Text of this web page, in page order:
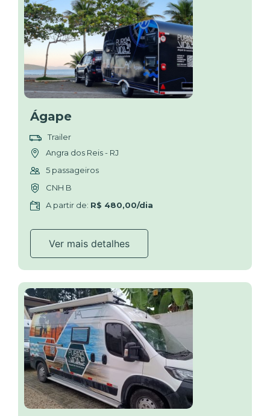
Ágape
Trailer
Angra dos Reis - RJ
5 passageiros
CNH B
A partir de: R$ 480,00/dia
Ver mais detalhes